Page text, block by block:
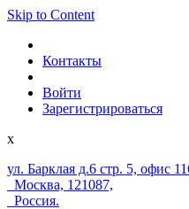
Skip to Content
Контакты
Войти
Зарегистрироваться
x
ул. Барклая д.6 стр. 5, офис
Москва, 121087,
Россия.